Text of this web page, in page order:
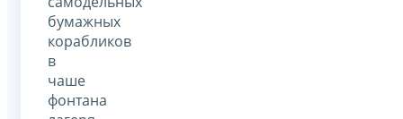
бумажных
корабликов
в
чаше
фонтана